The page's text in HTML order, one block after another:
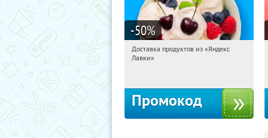
-50%
22:16:46 Получили:
Доставка продуктов из «Яндекс
Лавки»
Промокод